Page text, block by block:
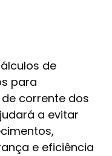
de
para
corrente dos
a evitar
e eficiência